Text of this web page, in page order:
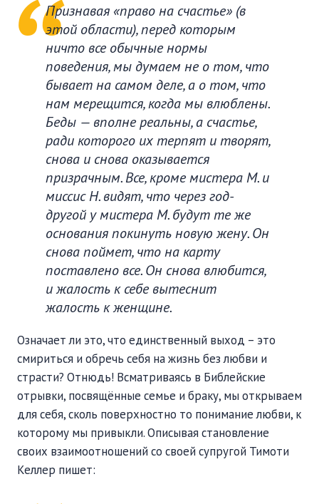
Признавая «право на счастье» (в
этой области), перед которым
ничто все обычные нормы
поведения, мы думаем не о том, что
бывает на самом деле, а о том, что
нам мерещится, когда мы влюблены.
Беды — вполне реальны, а счастье,
ради которого их терпят и творят,
снова и снова оказывается
призрачным. Все, кроме мистера М. и
миссис Н. видят, что через год-
другой у мистера М. будут те же
основания покинуть новую жену. Он
снова поймет, что на карту
поставлено все. Он снова влюбится,
и жалость к себе вытеснит
жалость к женщине.
Означает ли это, что единственный выход – это
смириться и обречь себя на жизнь без любви и
страсти? Отнюдь! Всматриваясь в Библейские
отрывки, посвящённые семье и браку, мы открываем
для себя, сколь поверхностно то понимание любви, к
которому мы привыкли. Описывая становление
своих взаимоотношений со своей супругой Тимоти
Келлер пишет: